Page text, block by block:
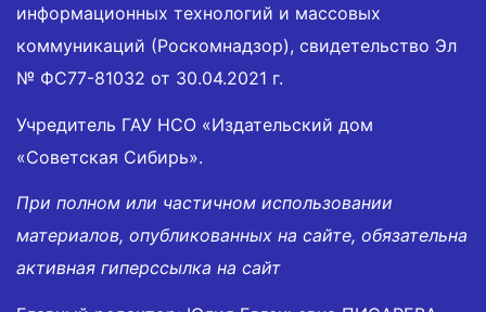
информационных технологий и массовых
коммуникаций (Роскомнадзор), свидетельство Эл
№ ФС77-81032 от 30.04.2021 г.
Учредитель ГАУ НСО «Издательский дом
«Советская Сибирь».
При полном или частичном использовании
материалов, опубликованных на сайте, обязательна
активная гиперссылка на сайт